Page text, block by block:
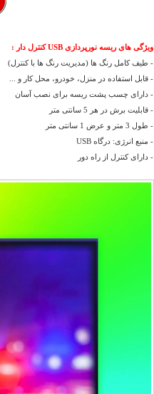
ویژگی های ریسه نورپردازی USB کنترل دار :
- طیف کامل رنگ ها (مدیریت رنگ ها با کنترل)
- قابل استفاده در منزل، خودرو، محل کار و ...
- دارای چسب پشت ریسه برای نصب آسان
- قابلیت برش در هر 5 سانتی متر
- طول 3 متر و عرض 1 سانتی متر
- منبع انرژی: درگاه USB
- دارای کنترل از راه دور